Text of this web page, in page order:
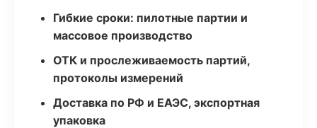
Гибкие сроки: пилотные партии и
массовое производство
ОТК и прослеживаемость партий,
протоколы измерений
Доставка по РФ и ЕАЭС, экспортная
упаковка